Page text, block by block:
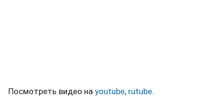
Посмотреть видео на youtube, rutube.